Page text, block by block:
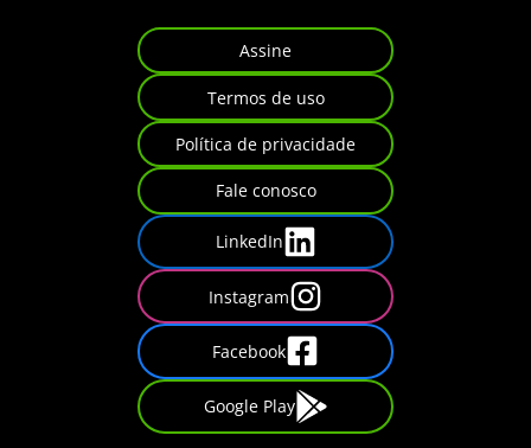
Assine
Termos de uso
Política de privacidade
Fale conosco
LinkedIn
Instagram
Facebook
Google Play